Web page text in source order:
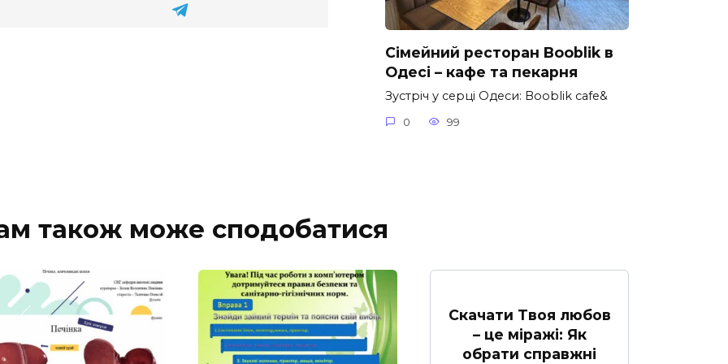
Сімейний ресторан Booblik в
Одесі – кафе та пекарня
Зустріч у серці Одеси: Booblik cafe&
0 99
також може сподобатися
Скачати Твоя любов
– це міражі: Як
обрати справжні